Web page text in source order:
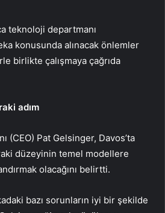
teknoloji departmanı
konusunda alınacak önlemler
birlikte çalışmaya çağrıda
adım
(CEO) Pat Gelsinger, Davos’ta
düzeyinin temel modellere
olacağını belirtti.
bazı sorunların iyi bir şekilde